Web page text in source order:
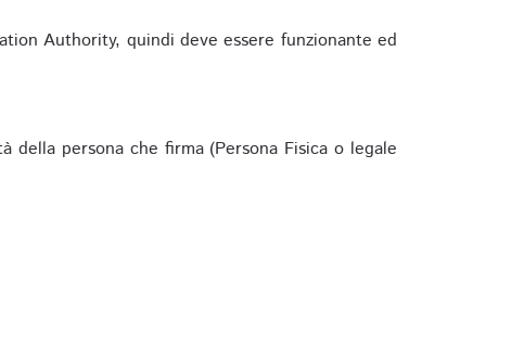
Authority, quindi deve essere funzionante ed
persona che firma (Persona Fisica o legale